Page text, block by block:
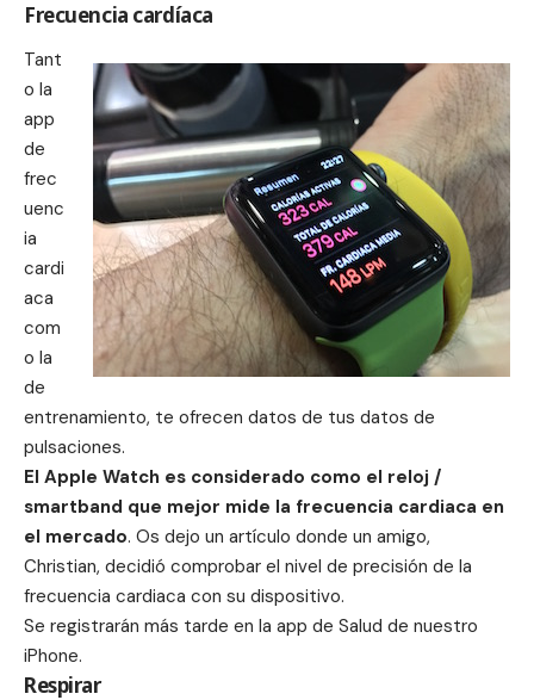
Frecuencia cardíaca
Tant
o la
app
de
frec
uenc
ia
cardi
aca
com
o la
de
entrenamiento, te ofrecen datos de tus datos de
pulsaciones.
El Apple Watch es considerado como el reloj /
smartband que mejor mide la frecuencia cardiaca en
el mercado. Os dejo un artículo donde un amigo,
Christian, decidió comprobar el nivel de precisión de la
frecuencia cardiaca con su dispositivo.
Se registrarán más tarde en la app de Salud de nuestro
iPhone.
Respirar